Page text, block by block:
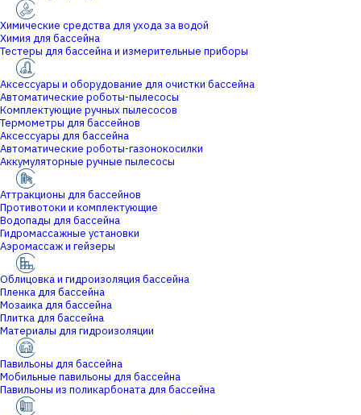
Химические средства для ухода за водой
Химия для бассейна
Тестеры для бассейна и измерительные приборы
Аксессуары и оборудование для очистки бассейна
Автоматические роботы-пылесосы
Комплектующие ручных пылесосов
Термометры для бассейнов
Аксессуары для бассейна
Автоматические роботы-газонокосилки
Аккумуляторные ручные пылесосы
Аттракционы для бассейнов
Противотоки и комплектующие
Водопады для бассейна
Гидромассажные установки
Аэромассаж и гейзеры
Облицовка и гидроизоляция бассейна
Пленка для бассейна
Мозаика для бассейна
Плитка для бассейна
Материалы для гидроизоляции
Павильоны для бассейна
Мобильные павильоны для бассейна
Павильоны из поликарбоната для бассейна